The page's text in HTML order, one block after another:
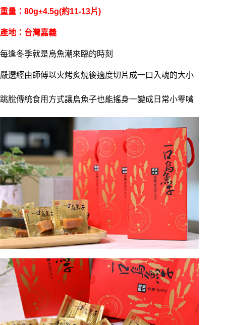
重量：80g±4.5g(約11-13片)
產地：台灣嘉義
每逢冬季就是烏魚潮來臨的時刻
嚴選經由師傅以火烤炙燒後適度切片成一口入魂的大小
跳脫傳統食用方式讓烏魚子也能搖身一變成日常小零嘴